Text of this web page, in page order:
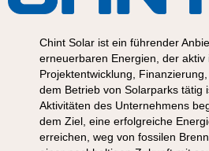
Chint Solar ist ein führender
erneuerbaren Energien, der aktiv
Projektentwicklung,
dem Betrieb von Solarparks tätig
Aktivitäten des Unternehmens
dem Ziel, eine erfolgreiche
erreichen, weg von fossilen